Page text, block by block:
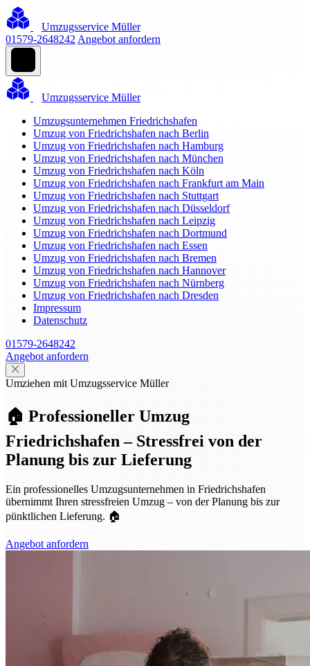
Umzugsservice Müller
01579-2648242 Angebot anfordern
Umzugsservice Müller
Umzugsunternehmen Friedrichshafen
Umzug von Friedrichshafen nach Berlin
Umzug von Friedrichshafen nach Hamburg
Umzug von Friedrichshafen nach München
Umzug von Friedrichshafen nach Köln
Umzug von Friedrichshafen nach Frankfurt am Main
Umzug von Friedrichshafen nach Stuttgart
Umzug von Friedrichshafen nach Düsseldorf
Umzug von Friedrichshafen nach Leipzig
Umzug von Friedrichshafen nach Dortmund
Umzug von Friedrichshafen nach Essen
Umzug von Friedrichshafen nach Bremen
Umzug von Friedrichshafen nach Hannover
Umzug von Friedrichshafen nach Nürnberg
Umzug von Friedrichshafen nach Dresden
Impressum
Datenschutz
01579-2648242
Angebot anfordern
Umziehen mit Umzugsservice Müller
🏠 Professioneller Umzug
Friedrichshafen – Stressfrei von der
Planung bis zur Lieferung
Ein professionelles Umzugsunternehmen in Friedrichshafen
übernimmt Ihren stressfreien Umzug – von der Planung bis zur
pünktlichen Lieferung. 🏠
Angebot anfordern